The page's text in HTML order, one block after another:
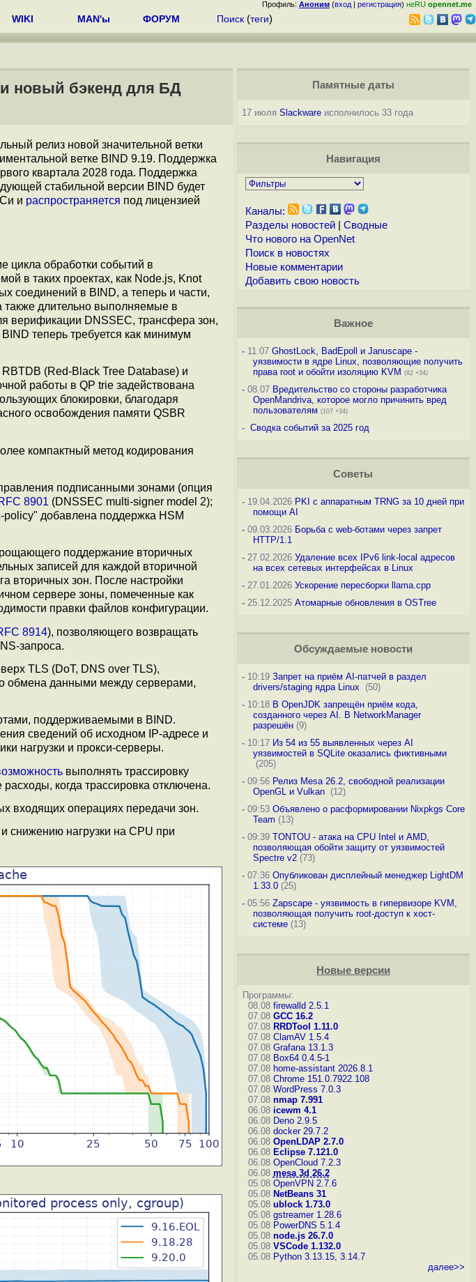
Профиль: Аноним (вход | регистрация) неRU opennet.me
WIKI MAN'ы ФОРУМ Поиск (теги)
и новый бэкенд для БД
релиз новой значительной ветки
ветке BIND 9.19. Поддержка
квартала 2028 года. Поддержка
стабильной версии BIND будет
и распространяется под лицензией
цикла обработки событий в
в таких проектах, как Node.js, Knot
соединений в BIND, а теперь и части,
также длительно выполняемые в
верификации DNSSEC, трансфера зон,
теперь требуется как минимум
(Red-Black Tree Database) и
работы в QP trie задействована
блокировки, благодаря
освобождения памяти QSBR
компактный метод кодирования
подписанными зонами (опция
8901 (DNSSEC multi-signer model 2);
добавлена поддержка HSM
поддержание вторичных
записей для каждой вторичной
вторичных зон. После настройки
сервере зоны, помеченные как
правки файлов конфигурации.
8914), позволяющего возвращать
запроса.
TLS (DoT, DNS over TLS),
обмена данными между серверами,
поддерживаемыми в BIND.
сведений об исходном IP-адресе и
нагрузки и прокси-серверы.
выполнять трассировку
когда трассировка отключена.
входящих операциях передачи зон.
снижению нагрузки на CPU при
Памятные даты
17 июля Slackwareисполнилось 33 года
Навигация
Каналы:
Разделы новостей| Сводные
Что нового на OpenNet
Поиск в новостях
Новые комментарии
Добавить свою новость
Важное
-11.07 GhostLock, BadEpoll и Januscape -
уязвимости в ядре Linux, позволяющие получить
права root и обойти изоляцию KVM (82 +34)
-08.07 Вредительство со стороны разработчика
OpenMandriva, которое могло причинить вред
пользователям (107 +34)
- Сводка событий за 2025 год
Советы
-19.04.2026 PKI с аппаратным TRNG за 10 дней при
помощи AI
-09.03.2026 Борьба с web-ботами через запрет
HTTP/1.1
-27.02.2026 Удаление всех IPv6 link-local адресов
на всех сетевых интерфейсах в Linux
-27.01.2026 Ускорение пересборки llama.cpp
-25.12.2025 Атомарные обновления в OSTree
Обсуждаемые новости
-10:19 Запрет на приём AI-патчей в раздел
drivers/staging ядра Linux
(50)
-10:18 В OpenJDK запрещён приём кода,
созданного через AI. В NetworkManager
разрешён(9)
-10:17 Из 54 из 55 выявленных через AI
уязвимостей в SQLite оказались фиктивными
(205)
-09:56 Релиз Mesa 26.2, свободной реализации
OpenGL и Vulkan (12)
-09:53 Объявлено о расформировании Nixpkgs Core
Team (13)
-09:39 TONTOU - атака на CPU Intel и AMD,
позволяющая обойти защиту от уязвимостей
Spectre v2(73)
-07:36 Опубликован дисплейный менеджер LightDM
1.33.0(25)
-05:56 Zapscape - уязвимость в гипервизоре KVM,
позволяющая получить root-доступ к хост-
системе(13)
Новые версии
Программы:
08.08 firewalld 2.5.1
07.08 GCC 16.2
07.08 RRDTool 1.11.0
07.08 ClamAV 1.5.4
07.08 Grafana 13.1.3
07.08 Box64 0.4.5-1
07.08 home-assistant 2026.8.1
07.08 Chrome 151.0.7922.108
07.08 WordPress 7.0.3
07.08 nmap 7.991
06.08 icewm 4.1
06.08 Deno 2.9.5
06.08 docker 29.7.2
06.08 OpenLDAP 2.7.0
06.08 Eclipse 7.121.0
06.08 OpenCloud 7.2.3
06.08 mesa 3d 26.2
05.08 OpenVPN 2.7.6
05.08 NetBeans 31
05.08 ublock 1.73.0
05.08 gstreamer 1.28.6
05.08 PowerDNS 5.1.4
05.08 node.js 26.7.0
05.08 VSCode 1.132.0
05.08 Python 3.13.15, 3.14.7
далее>>